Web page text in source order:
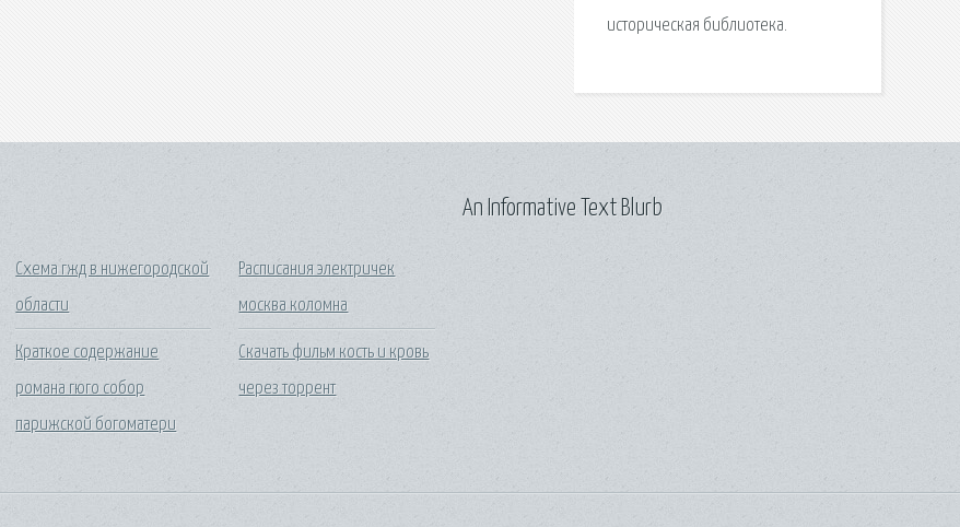
историческая библиотека.
Схема гжд в нижегородской
области
Краткое содержание
романа гюго собор
парижской богоматери
Расписания электричек
москва коломна
Скачать фильм кость и кровь
через торрент
An Informative Text Blurb